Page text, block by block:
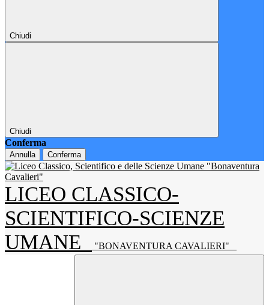
Chiudi
Chiudi
Conferma
Annulla Conferma
LICEO CLASSICO-
SCIENTIFICO-SCIENZE
UMANE
"BONAVENTURA CAVALIERI"